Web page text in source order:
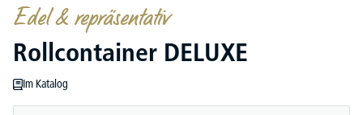
Edel & repräsentativ
Rollcontainer DELUXE
Im Katalog